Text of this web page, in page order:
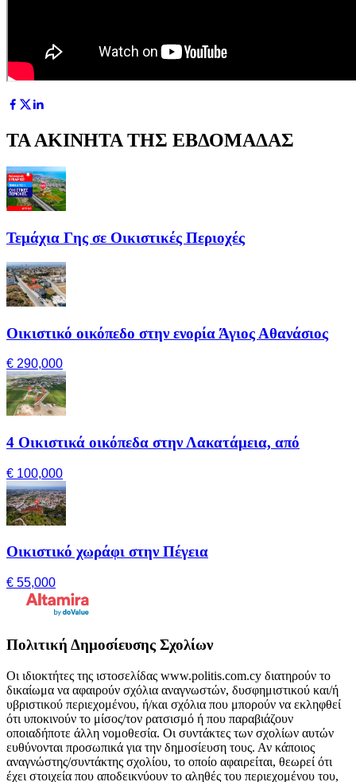
ΤΑ ΑΚΙΝΗΤΑ ΤΗΣ ΕΒΔΟΜΑΔΑΣ
Τεμάχια Γης σε Οικιστικές Περιοχές
Οικιστικό οικόπεδο στην ενορία Άγιος Αθανάσιος
€ 290,000
4 Οικιστικά οικόπεδα στην Λακατάμεια, από
€ 100,000
Οικιστικό χωράφι στην Πέγεια
€ 55,000
Πολιτική Δημοσίευσης Σχολίων
Οι ιδιοκτήτες της ιστοσελίδας www.politis.com.cy διατηρούν το
δικαίωμα να αφαιρούν σχόλια αναγνωστών, δυσφημιστικού και/ή
υβριστικού περιεχομένου, ή/και σχόλια που μπορούν να εκληφθεί
ότι υποκινούν το μίσος/τον ρατσισμό ή που παραβιάζουν
οποιαδήποτε άλλη νομοθεσία. Οι συντάκτες των σχολίων αυτών
ευθύνονται προσωπικά για την δημοσίευση τους. Αν κάποιος
αναγνώστης/συντάκτης σχολίου, το οποίο αφαιρείται, θεωρεί ότι
έχει στοιχεία που αποδεικνύουν το αληθές του περιεχομένου του,